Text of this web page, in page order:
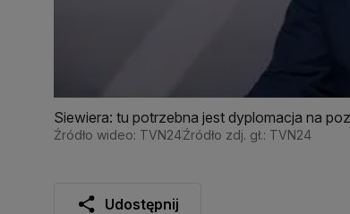
Siewiera: tu potrzebna jest dyplomacja na
Źródło wideo: TVN24Źródło zdj. gł.: TVN24
Udostępnij